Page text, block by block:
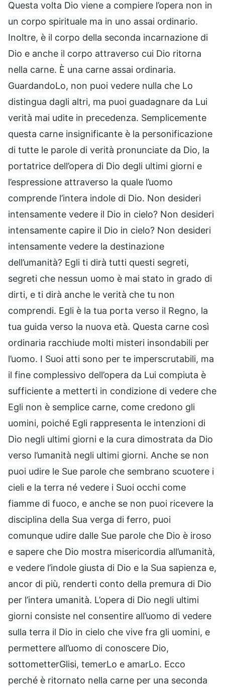
Questa volta Dio viene a compiere l’opera non in
un corpo spirituale ma in uno assai ordinario.
Inoltre, è il corpo della seconda incarnazione di
Dio e anche il corpo attraverso cui Dio ritorna
nella carne. È una carne assai ordinaria.
GuardandoLo, non puoi vedere nulla che Lo
distingua dagli altri, ma puoi guadagnare da Lui
verità mai udite in precedenza. Semplicemente
questa carne insignificante è la personificazione
di tutte le parole di verità pronunciate da Dio, la
portatrice dell’opera di Dio degli ultimi giorni e
l’espressione attraverso la quale l’uomo
comprende l’intera indole di Dio. Non desideri
intensamente vedere il Dio in cielo? Non desideri
intensamente capire il Dio in cielo? Non desideri
intensamente vedere la destinazione
dell’umanità? Egli ti dirà tutti questi segreti,
segreti che nessun uomo è mai stato in grado di
dirti, e ti dirà anche le verità che tu non
comprendi. Egli è la tua porta verso il Regno, la
tua guida verso la nuova età. Questa carne così
ordinaria racchiude molti misteri insondabili per
l’uomo. I Suoi atti sono per te imperscrutabili, ma
il fine complessivo dell’opera da Lui compiuta è
sufficiente a metterti in condizione di vedere che
Egli non è semplice carne, come credono gli
uomini, poiché Egli rappresenta le intenzioni di
Dio negli ultimi giorni e la cura dimostrata da Dio
verso l’umanità negli ultimi giorni. Anche se non
puoi udire le Sue parole che sembrano scuotere i
cieli e la terra né vedere i Suoi occhi come
fiamme di fuoco, e anche se non puoi ricevere la
disciplina della Sua verga di ferro, puoi
comunque udire dalle Sue parole che Dio è iroso
e sapere che Dio mostra misericordia all’umanità,
e vedere l’indole giusta di Dio e la Sua sapienza e,
ancor di più, renderti conto della premura di Dio
per l’intera umanità. L’opera di Dio negli ultimi
giorni consiste nel consentire all’uomo di vedere
sulla terra il Dio in cielo che vive fra gli uomini, e
permettere all’uomo di conoscere Dio,
sottometterGlisi, temerLo e amarLo. Ecco
perché è ritornato nella carne per una seconda